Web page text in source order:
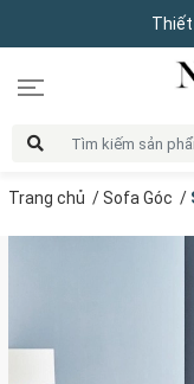
Thiết
Trang chủ /Sofa Góc /